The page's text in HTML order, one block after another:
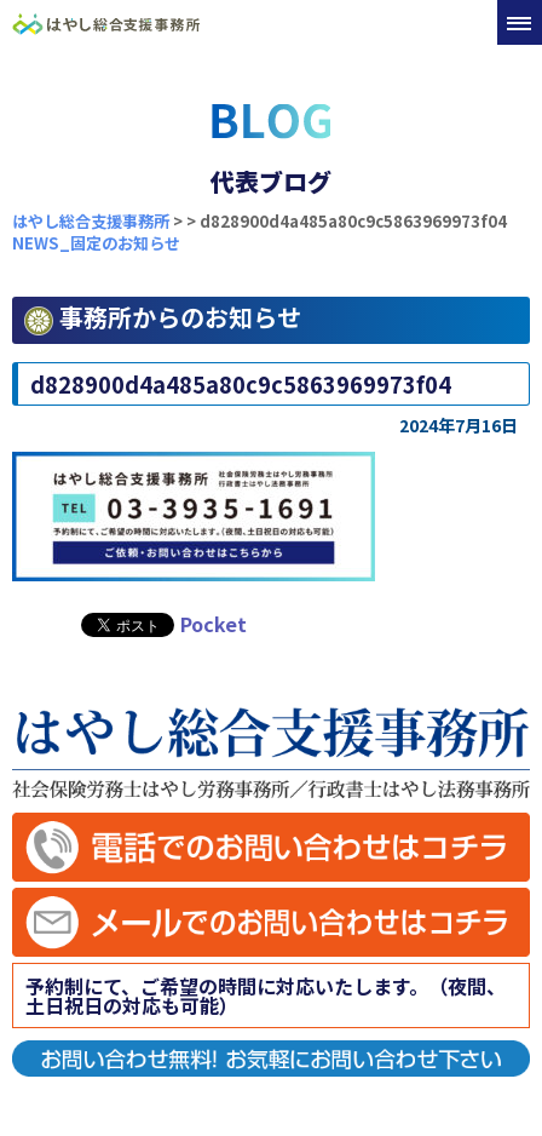
代表ブログ
はやし総合支援事務所>
NEWS_固定のお知らせ
> d828900d4a485a80c9c5863969973f04
事務所からのお知らせ
d828900d4a485a80c9c5863969973f04
2024年7月16日
Pocket
予約制にて、ご希望の時間に対応いたします。（夜間、
土日祝日の対応も可能）